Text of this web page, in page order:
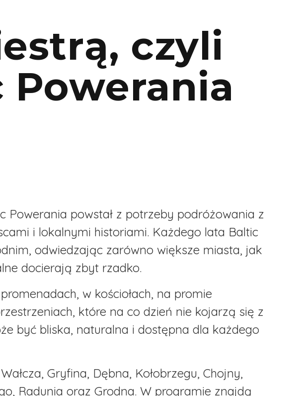
czyli
Powerania
Powerania powstał z potrzeby podróżowania z
i lokalnymi historiami. Każdego lata Baltic
odwiedzając zarówno większe miasta, jak
docierają zbyt rzadko.
w kościołach, na promie
które na co dzień nie kojarzą się z
być bliska, naturalna i dostępna dla każdego
Gryfina, Dębna, Kołobrzegu, Chojny,
Radunia oraz Grodna. W programie znajdą